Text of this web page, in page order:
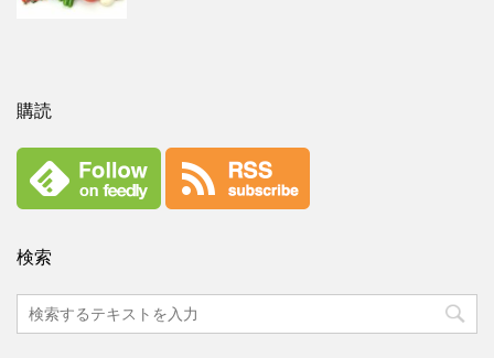
購読
検索